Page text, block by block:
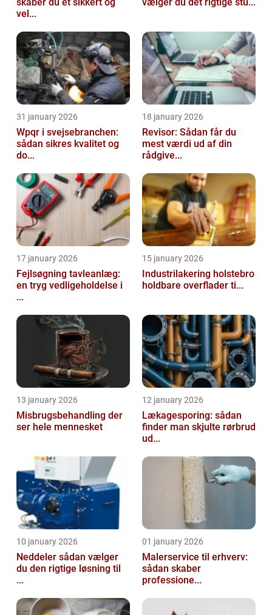
vel...
31 january 2026
Wpqr i svejsebranchen:
sådan sikres kvalitet og
do...
18 january 2026
Revisor: Sådan får du
mest værdi ud af din
rådgive...
17 january 2026
Fejlsøgning tavleanlæg:
en tryg vedligeholdelse i
...
15 january 2026
Industrilakering holstebro
holdbare overflader ti...
13 january 2026
Misbrugsbehandling der
ser hele mennesket
12 january 2026
Lækagesporing: sådan
finder man skjulte rørbrud
ud...
10 january 2026
Neddeler sådan vælger
du den rigtige løsning til
...
01 january 2026
Malerservice til erhverv:
sådan skaber
professione...